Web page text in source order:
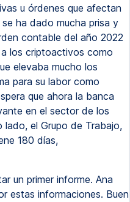
u órdenes que afectan
ha dado mucha prisa y
contable del año 2022
los criptoactivos como
elevaba mucho los
para su labor como
que ahora la banca
en el sector de los
el Grupo de Trabajo,
180 días,
un primer informe. Ana
estas informaciones. Buen